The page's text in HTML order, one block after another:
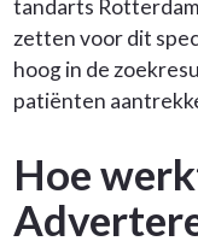
tandarts
zetten voor dit
hoog in de
patiënten
Hoe